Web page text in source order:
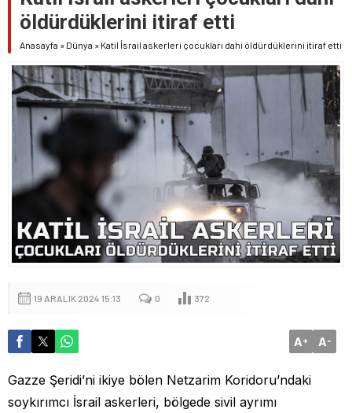
öldürdüklerini itiraf etti
Anasayfa » Dünya » Katil İsrail askerleri çocukları dahi öldürdüklerini itiraf etti
19 ARALIK 2024 15:13 0 372
A+ A-
Gazze Şeridi’ni ikiye bölen Netzarim Koridoru’ndaki
soykırımcı İsrail askerleri, bölgede sivil ayrımı